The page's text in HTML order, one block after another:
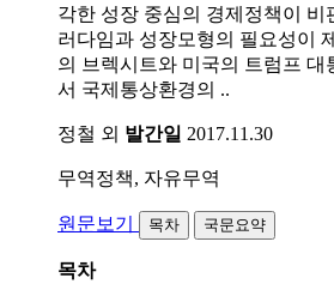
각한 성장 중심의 경제정책이 비
러다임과 성장모형의 필요성이
의 브렉시트와 미국의 트럼프 대
서 국제통상환경의 ..
정철 외 발간일 2017.11.30
무역정책, 자유무역
원문보기 목차 국문요약
목차